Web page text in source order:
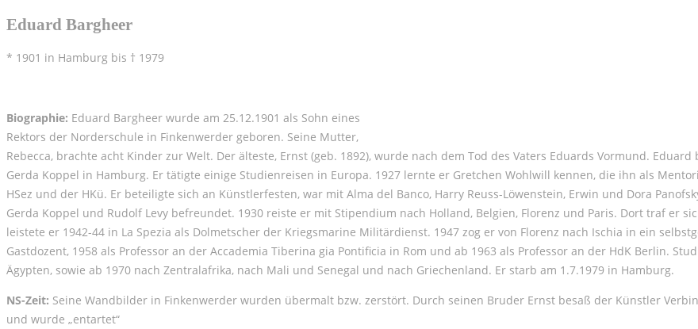
Eduard Bargheer
* 1901 in Hamburg bis † 1979
Biographie: Eduard Bargheer wurde am 25.12.1901 als Sohn eines
Rektors der Norderschule in Finkenwerder geboren. Seine Mutter,
Rebecca, brachte acht Kinder zur Welt. Der älteste, Ernst (geb. 1892), wurde nach dem Tod des Vaters Eduards Vormund.
Gerda Koppel in Hamburg. Er tätigte einige Studienreisen in Europa. 1927 lernte er Gretchen Wohlwill kennen, die ihn als
HSez und der HKü. Er beteiligte sich an Künstlerfesten, war mit Alma del Banco, Harry Reuss-Löwenstein, Erwin und Dora
Gerda Koppel und Rudolf Levy befreundet. 1930 reiste er mit Stipendium nach Holland, Belgien, Florenz und Paris. Dort traf er
leistete er 1942-44 in La Spezia als Dolmetscher der Kriegsmarine Militärdienst. 1947 zog er von Florenz nach Ischia in ein
Gastdozent, 1958 als Professor an der Accademia Tiberina gia Pontificia in Rom und ab 1963 als Professor an der HdK Berlin.
Ägypten, sowie ab 1970 nach Zentralafrika, nach Mali und Senegal und nach Griechenland. Er starb am 1.7.1979 in Hamburg.
NS-Zeit: Seine Wandbilder in Finkenwerder wurden übermalt bzw. zerstört. Durch seinen Bruder Ernst besaß der Künstler
und wurde „entartet“